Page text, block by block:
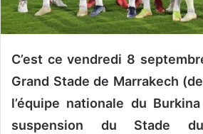
r
r
e
C’est ce vendredi 8
Grand Stade de Marrakech
l’équipe nationale du
suspension du Stade